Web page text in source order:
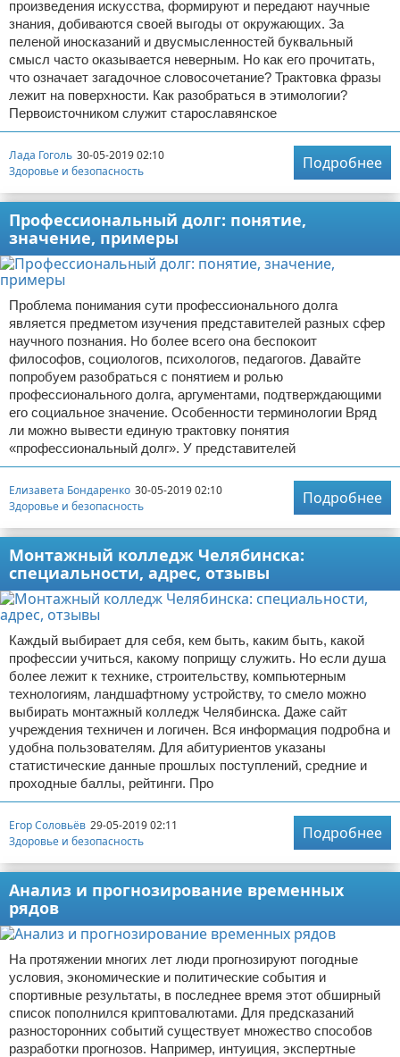
произведения искусства, формируют и передают научные
знания, добиваются своей выгоды от окружающих. За
пеленой иносказаний и двусмысленностей буквальный
смысл часто оказывается неверным. Но как его прочитать,
что означает загадочное словосочетание? Трактовка фразы
лежит на поверхности. Как разобраться в этимологии?
Первоисточником служит старославянское
Лада Гоголь 30-05-2019 02:10
Здоровье и безопасность
Подробнее
Профессиональный долг: понятие,
значение, примеры
Проблема понимания сути профессионального долга
является предметом изучения представителей разных сфер
научного познания. Но более всего она беспокоит
философов, социологов, психологов, педагогов. Давайте
попробуем разобраться с понятием и ролью
профессионального долга, аргументами, подтверждающими
его социальное значение. Особенности терминологии Вряд
ли можно вывести единую трактовку понятия
«профессиональный долг». У представителей
Елизавета Бондаренко 30-05-2019 02:10
Здоровье и безопасность
Подробнее
Монтажный колледж Челябинска:
специальности, адрес, отзывы
Каждый выбирает для себя, кем быть, каким быть, какой
профессии учиться, какому поприщу служить. Но если душа
более лежит к технике, строительству, компьютерным
технологиям, ландшафтному устройству, то смело можно
выбирать монтажный колледж Челябинска. Даже сайт
учреждения техничен и логичен. Вся информация подробна и
удобна пользователям. Для абитуриентов указаны
статистические данные прошлых поступлений, средние и
проходные баллы, рейтинги. Про
Егор Соловьёв 29-05-2019 02:11
Здоровье и безопасность
Подробнее
Анализ и прогнозирование временных
рядов
На протяжении многих лет люди прогнозируют погодные
условия, экономические и политические события и
спортивные результаты, в последнее время этот обширный
список пополнился криптовалютами. Для предсказаний
разносторонних событий существует множество способов
разработки прогнозов. Например, интуиция, экспертные